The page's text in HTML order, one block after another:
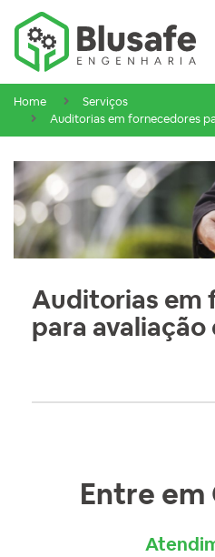
Home
Serviços
Auditorias em fornecedores
Auditorias em
para avaliação
Entre